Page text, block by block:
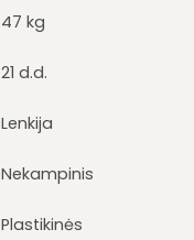
47 kg
21 d.d.
Lenkija
Nekampinis
Plastikinės